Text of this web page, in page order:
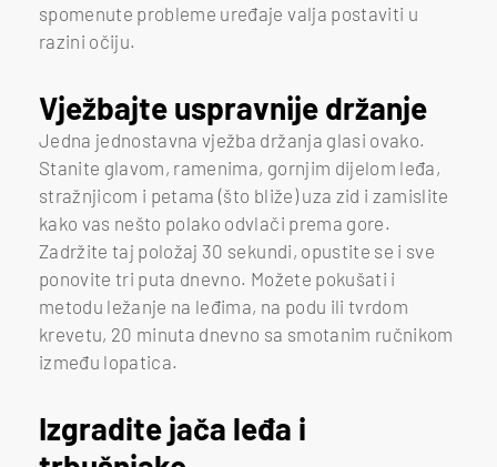
spomenute probleme uređaje valja postaviti u
razini očiju.
Vježbajte uspravnije držanje
Jedna jednostavna vježba držanja glasi ovako.
Stanite glavom, ramenima, gornjim dijelom leđa,
stražnjicom i petama (što bliže) uza zid i zamislite
kako vas nešto polako odvlači prema gore.
Zadržite taj položaj 30 sekundi, opustite se i sve
ponovite tri puta dnevno. Možete pokušati i
metodu ležanje na leđima, na podu ili tvrdom
krevetu, 20 minuta dnevno sa smotanim ručnikom
između lopatica.
Izgradite jača leđa i